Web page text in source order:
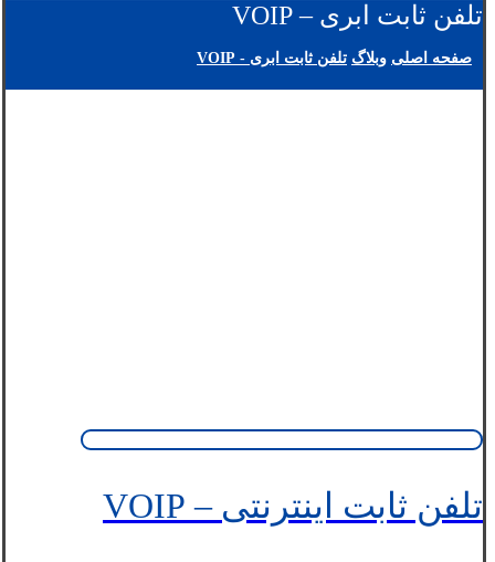
تلفن ثابت ابری – VOIP
صفحه اصلی وبلاگ تلفن ثابت ابری - VOIP
تلفن ثابت اینترنتی – VOIP